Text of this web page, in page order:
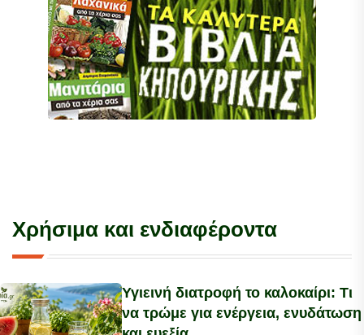
Χρήσιμα και ενδιαφέροντα
Υγιεινή διατροφή το καλοκαίρι: Τι
να τρώμε για ενέργεια, ενυδάτωση